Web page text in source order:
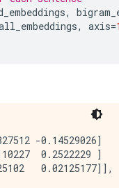
,
, axis=
-0.14529026]
0.2522229 ]